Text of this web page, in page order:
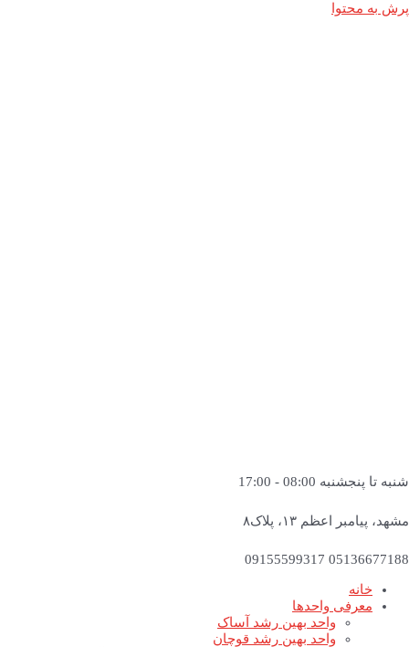
پرش به محتوا
شنبه تا پنجشنبه 08:00 - 17:00
مشهد، پیامبر اعظم ۱۳، پلاک۸
05136677188 09155599317
خانه
معرفی واحدها
واحد بهین رشد آساک
واحد بهین رشد قوچان